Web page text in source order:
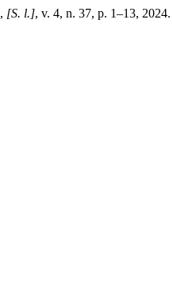
, [S. l.], v. 4, n. 37, p. 1–13, 2024.